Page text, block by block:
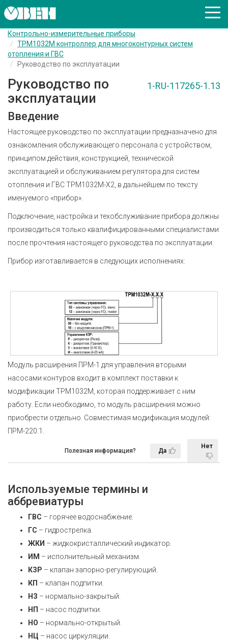
Контрольно-измерительные приборы
ТРМ1032М контроллер для многоконтурных систем
отопления и ГВС
Руководство по эксплуатации
1-RU-117265-1.13
Руководство по
эксплуатации
Введение
Настоящее руководство по эксплуатации предназначено для
ознакомления обслуживающего персонала с устройством,
принципом действия, конструкцией, технической
эксплуатацией и обслуживанием регулятора для систем
отопления и ГВС ТРМ1032М-Х2, в дальнейшем по тексту
именуемого «прибор».
Подключение, настройка и техобслуживание прибора должны
производиться только квалифицированными специалистами
после прочтения настоящего руководства по эксплуатации.
Прибор изготавливается в следующих исполнениях:
Модуль расширения ПРМ-1 для управления вторыми
насосами контуров входит в комплект поставки к
модификации ТРМ1032М, которая поддерживает с ним
работу. Если необходимо, то модуль расширения можно
приобрести отдельно. Совместимая модификация модулей:
ПРМ-220.1.
Полезная информация? Да
Нет
Используемые термины и
аббревиатуры
ГВС – горячее водоснабжение.
ГС – гидрострелка.
ЖКИ – жидкокристаллический индикатор.
ИМ – исполнительный механизм.
КЗР – клапан запорно-регулирующий.
КП – клапан подпитки.
НЗ – нормально-закрытый.
НП – насос подпитки.
НО – нормально-открытый.
НЦ – насос циркуляции.